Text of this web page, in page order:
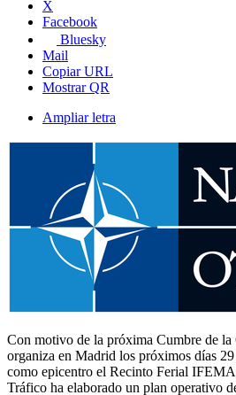
X
Facebook
Bluesky
Mail
Copiar URL
Mostrar QR
Ampliar letra
Con motivo de la próxima Cumbre de
organiza en Madrid los próximos días
como epicentro el Recinto Ferial
Tráfico ha elaborado un plan operativo